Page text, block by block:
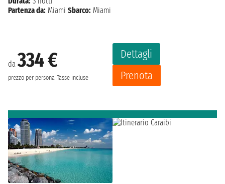
da334 €
prezzo per persona Tasse incluse
Dettagli
Prenota
Partenza da: Miami Sbarco: Miami